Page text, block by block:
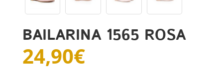
BAILARINA 1565 ROSA
24,90€